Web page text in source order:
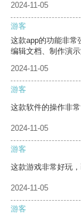
2024-11-05
游客
这款app的功能非常
编辑文档、制作演
2024-11-05
游客
这款软件的操作非
2024-11-05
游客
这款游戏非常好玩
2024-11-05
游客